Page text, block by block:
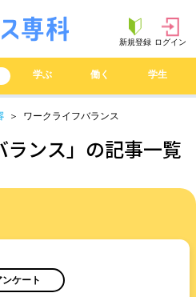
新規登録 ログイン
学ぶ 働く 学生
＞ ワークライフバランス
ランス」の記事一覧
ンケート